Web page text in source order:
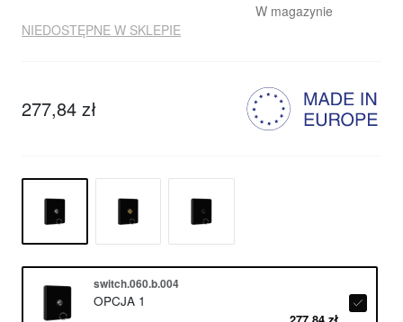
W magazynie
NIEDOSTĘPNE W SKLEPIE
277,84 zł
switch.060.b.004
OPCJA 1